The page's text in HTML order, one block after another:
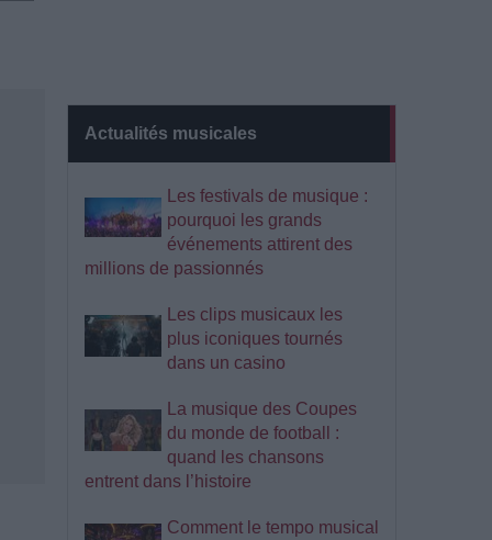
Actualités musicales
Les festivals de musique :
pourquoi les grands
événements attirent des
millions de passionnés
Les clips musicaux les
plus iconiques tournés
dans un casino
La musique des Coupes
du monde de football :
quand les chansons
entrent dans l’histoire
Comment le tempo musical